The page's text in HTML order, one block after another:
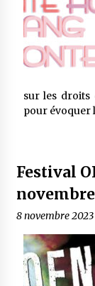
sur les droits
pour évoquer
Festival
novembre
8 novembre